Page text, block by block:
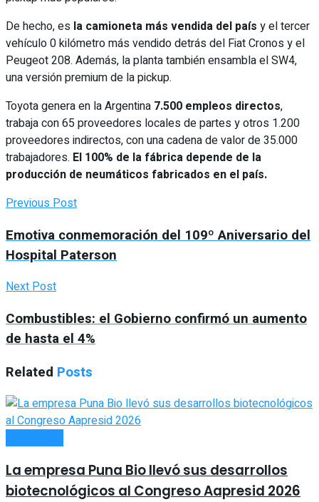
De hecho, es la camioneta más vendida del país y el tercer
vehículo 0 kilómetro más vendido detrás del Fiat Cronos y el
Peugeot 208. Además, la planta también ensambla el SW4,
una versión premium de la pickup.
Toyota genera en la Argentina 7.500 empleos directos,
trabaja con 65 proveedores locales de partes y otros 1.200
proveedores indirectos, con una cadena de valor de 35.000
trabajadores. El 100% de la fábrica depende de la
producción de neumáticos fabricados en el país.
Previous Post
Emotiva conmemoración del 109º Aniversario del
Hospital Paterson
Next Post
Combustibles: el Gobierno confirmó un aumento
de hasta el 4%
Related Posts
La empresa Puna Bio llevó sus desarrollos
biotecnológicos al Congreso Aapresid 2026